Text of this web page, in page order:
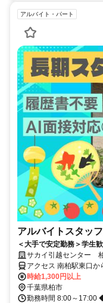
アルバイト・パート
アルバイトスタッ
＜大手で安定勤務＞学生
要！サカイ引越センター
アクセス 南柏駅東口か
時給1,300円以上
千葉県柏市
勤務時間 8:00～17:00